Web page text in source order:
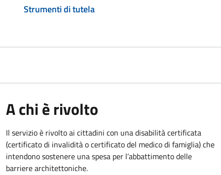
Strumenti di tutela
A chi è rivolto
Il servizio è rivolto ai cittadini con una disabilità certificata
(certificato di invalidità o certificato del medico di famiglia) che
intendono sostenere una spesa per l’abbattimento delle
barriere architettoniche.